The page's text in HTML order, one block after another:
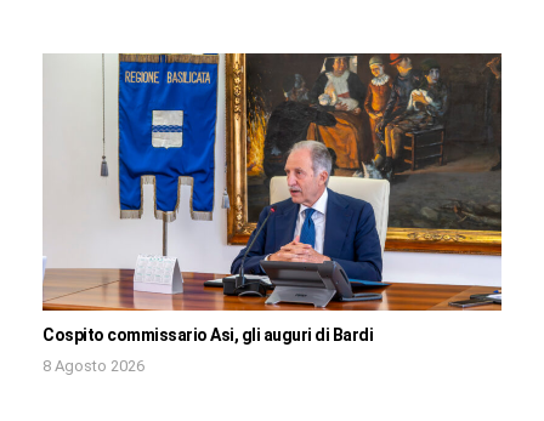
Cospito commissario Asi, gli auguri di Bardi
8 Agosto 2026